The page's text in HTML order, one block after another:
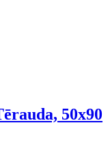
50x90